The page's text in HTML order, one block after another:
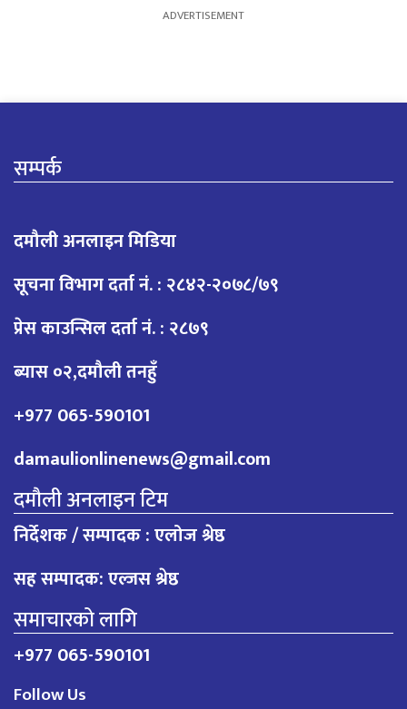
सम्पर्क
दमौली अनलाइन मिडिया
सूचना विभाग दर्ता नं. : २८४२-२०७८/७९
प्रेस काउन्सिल दर्ता नं. : २८७९
ब्यास ०२,दमौली तनहुँ
+977 065-590101
damaulionlinenews@gmail.com
दमौली अनलाइन टिम
निर्देशक / सम्पादक : एलोज श्रेष्ठ
सह सम्पादक: एल्जस श्रेष्ठ
समाचारको लागि
+977 065-590101
Follow Us